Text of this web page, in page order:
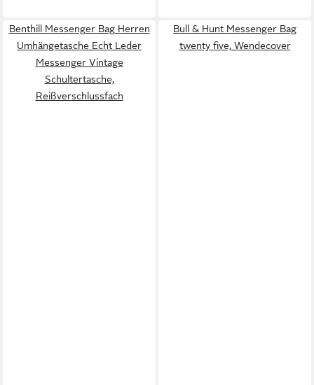
Benthill Messenger Bag Herren
Umhängetasche Echt Leder
Messenger Vintage
Schultertasche,
Reißverschlussfach
Bull & Hunt Messenger Bag
twenty five, Wendecover